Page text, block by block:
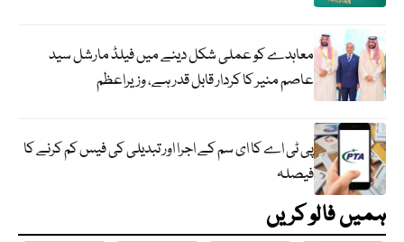
معاہدے کو عملی شکل دینے میں فیلڈ مارشل سید
عاصم منیر کا کردار قابل قدر ہے، وزیراعظم
پی ٹی اے کا ای سم کے اجرا اور تبدیلی کی فیس کم کرنے کا
فیصلہ
ہمیں فالو کریں